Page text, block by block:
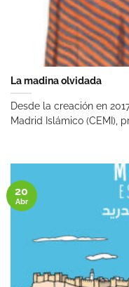
La madina olvidada
Desde la creación en
Madrid Islámico (CEMI),
20
Abr